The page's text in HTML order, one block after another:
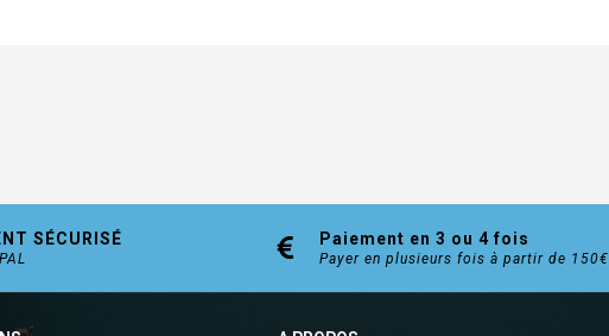
SÉCURISÉ Paiement en 3 ou 4 fois
Payer en plusieurs fois à partir de 150€